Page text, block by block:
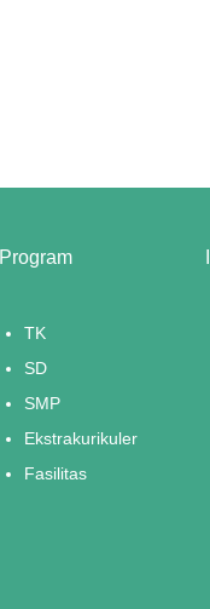
Program
TK
SD
SMP
Ekstrakurikuler
Fasilitas